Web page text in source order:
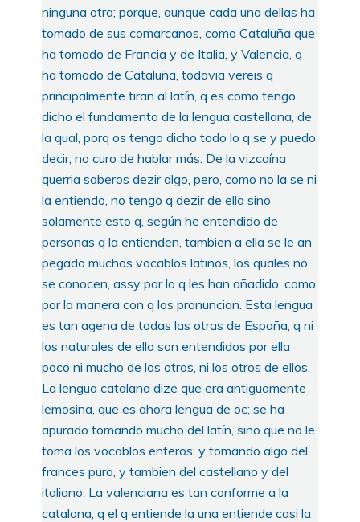
ninguna otra; porque, aunque cada una dellas ha
tomado de sus comarcanos, como Cataluña que
ha tomado de Francia y de Italia, y Valencia, q
ha tomado de Cataluña, todavia vereis q
principalmente tiran al latín, q es como tengo
dicho el fundamento de la lengua castellana, de
la qual, porq os tengo dicho todo lo q se y puedo
decir, no curo de hablar más. De la vizcaína
querria saberos dezir algo, pero, como no la se ni
la entiendo, no tengo q dezir de ella sino
solamente esto q, según he entendido de
personas q la entienden, tambien a ella se le an
pegado muchos vocablos latinos, los quales no
se conocen, assy por lo q les han añadido, como
por la manera con q los pronuncian. Esta lengua
es tan agena de todas las otras de España, q ni
los naturales de ella son entendidos por ella
poco ni mucho de los otros, ni los otros de ellos.
La lengua catalana dize que era antiguamente
lemosina, que es ahora lengua de oc; se ha
apurado tomando mucho del latín, sino que no le
toma los vocablos enteros; y tomando algo del
frances puro, y tambien del castellano y del
italiano. La valenciana es tan conforme a la
catalana, q el q entiende la una entiende casi la